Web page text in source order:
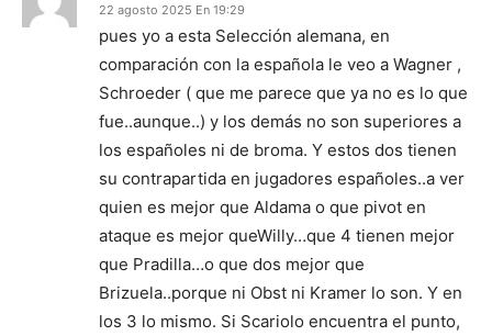
22 agosto 2025 En 19:29
pues yo a esta Selección alemana, en
comparación con la española le veo a Wagner ,
Schroeder ( que me parece que ya no es lo que
fue..aunque..) y los demás no son superiores a
los españoles ni de broma. Y estos dos tienen
su contrapartida en jugadores españoles..a ver
quien es mejor que Aldama o que pivot en
ataque es mejor queWilly…que 4 tienen mejor
que Pradilla…o que dos mejor que
Brizuela..porque ni Obst ni Kramer lo son. Y en
los 3 lo mismo. Si Scariolo encuentra el punto,